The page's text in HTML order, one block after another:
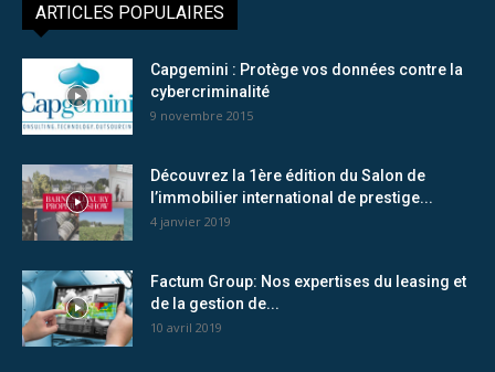
ARTICLES POPULAIRES
Capgemini : Protège vos données contre la
cybercriminalité
9 novembre 2015
Découvrez la 1ère édition du Salon de
l’immobilier international de prestige...
4 janvier 2019
Factum Group: Nos expertises du leasing et
de la gestion de...
10 avril 2019